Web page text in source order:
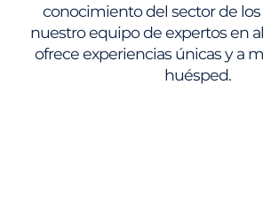
conocimiento del sector de los
nuestro equipo de expertos en
ofrece experiencias únicas y a
huésped.